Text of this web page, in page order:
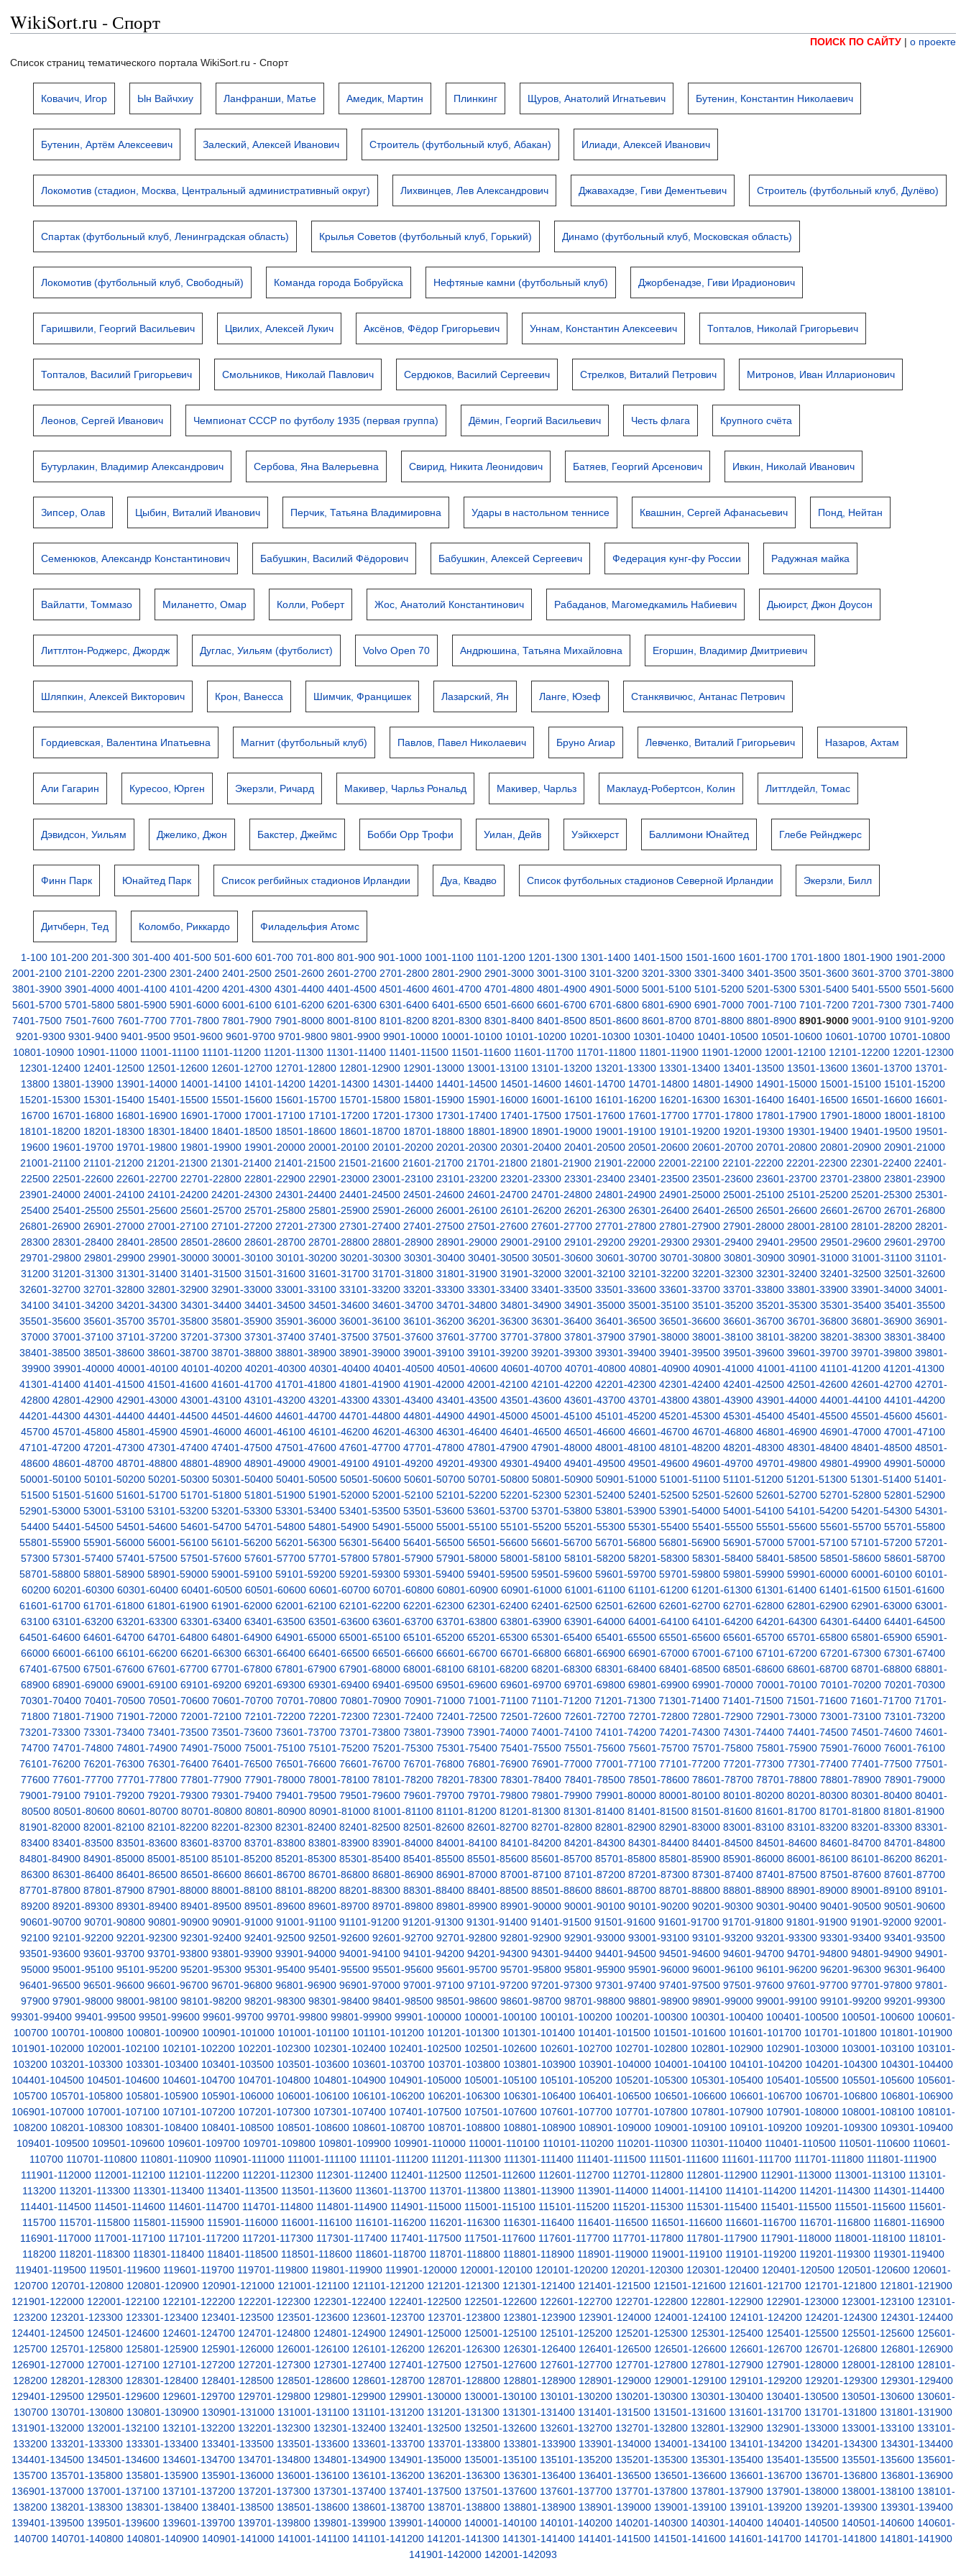
WikiSort.ru - Спорт
ПОИСК ПО САЙТУ | о проекте
Список страниц тематического портала WikiSort.ru - Спорт
Ковачич, Игор Ын Вайчхиу Ланфранши, Матье Амедик, Мартин Плинкинг Щуров, Анатолий Игнатьевич Бутенин, Константин Николаевич
Бутенин, Артём Алексеевич Залеский, Алексей Иванович Строитель (футбольный клуб, Абакан) Илиади, Алексей Иванович
Локомотив (стадион, Москва, Центральный административный округ) Лихвинцев, Лев Александрович Джавахадзе, Гиви Дементьевич Строитель (футбольный клуб, Дулёво)
Спартак (футбольный клуб, Ленинградская область) Крылья Советов (футбольный клуб, Горький) Динамо (футбольный клуб, Московская область)
Локомотив (футбольный клуб, Свободный) Команда города Бобруйска Нефтяные камни (футбольный клуб) Джорбенадзе, Гиви Ирадионович
Гаришвили, Георгий Васильевич Цвилих, Алексей Лукич Аксёнов, Фёдор Григорьевич Уннам, Константин Алексеевич Топталов, Николай Григорьевич
Топталов, Василий Григорьевич Смольников, Николай Павлович Сердюков, Василий Сергеевич Стрелков, Виталий Петрович Митронов, Иван Илларионович
Леонов, Сергей Иванович Чемпионат СССР по футболу 1935 (первая группа) Дёмин, Георгий Васильевич Честь флага Крупного счёта
Бутурлакин, Владимир Александрович Сербова, Яна Валерьевна Свирид, Никита Леонидович Батяев, Георгий Арсенович Ивкин, Николай Иванович
Зипсер, Олав Цыбин, Виталий Иванович Перчик, Татьяна Владимировна Удары в настольном теннисе Квашнин, Сергей Афанасьевич Понд, Нейтан
Семенюков, Александр Константинович Бабушкин, Василий Фёдорович Бабушкин, Алексей Сергеевич Федерация кунг-фу России Радужная майка
Вайлатти, Томмазо Миланетто, Омар Колли, Роберт Жос, Анатолий Константинович Рабаданов, Магомедкамиль Набиевич Дьюирст, Джон Доусон
Литтлтон-Роджерс, Джордж Дуглас, Уильям (футболист) Volvo Open 70 Андрюшина, Татьяна Михайловна Егоршин, Владимир Дмитриевич
Шляпкин, Алексей Викторович Крон, Ванесса Шимчик, Францишек Лазарский, Ян Ланге, Юзеф Станкявичюс, Антанас Петрович
Гордиевская, Валентина Ипатьевна Магнит (футбольный клуб) Павлов, Павел Николаевич Бруно Агиар Левченко, Виталий Григорьевич Назаров, Ахтам
Али Гагарин Куресоо, Юрген Экерзли, Ричард Макивер, Чарльз Рональд Макивер, Чарльз Маклауд-Робертсон, Колин Литтлдейл, Томас
Дэвидсон, Уильям Джелико, Джон Бакстер, Джеймс Бобби Орр Трофи Уилан, Дейв Уэйкхерст Баллимони Юнайтед Глебе Рейнджерс
Финн Парк Юнайтед Парк Список регбийных стадионов Ирландии Дуа, Квадво Список футбольных стадионов Северной Ирландии Экерзли, Билл
Дитчберн, Тед Коломбо, Риккардо Филадельфия Атомс
1-100 101-200 201-300 301-400 401-500 501-600 601-700 701-800 801-900 901-1000 1001-1100 1101-1200 1201-1300 1301-1400 1401-1500 1501-1600 1601-1700 1701-1800 1801-1900 1901-2000
2001-2100 2101-2200 2201-2300 2301-2400 2401-2500 2501-2600 2601-2700 2701-2800 2801-2900 2901-3000 3001-3100 3101-3200 3201-3300 3301-3400 3401-3500 3501-3600 3601-3700 3701-3800
3801-3900 3901-4000 4001-4100 4101-4200 4201-4300 4301-4400 4401-4500 4501-4600 4601-4700 4701-4800 4801-4900 4901-5000 5001-5100 5101-5200 5201-5300 5301-5400 5401-5500 5501-5600
5601-5700 5701-5800 5801-5900 5901-6000 6001-6100 6101-6200 6201-6300 6301-6400 6401-6500 6501-6600 6601-6700 6701-6800 6801-6900 6901-7000 7001-7100 7101-7200 7201-7300 7301-7400
7401-7500 7501-7600 7601-7700 7701-7800 7801-7900 7901-8000 8001-8100 8101-8200 8201-8300 8301-8400 8401-8500 8501-8600 8601-8700 8701-8800 8801-8900 8901-9000 9001-9100 9101-9200
9201-9300 9301-9400 9401-9500 9501-9600 9601-9700 9701-9800 9801-9900 9901-10000 10001-10100 10101-10200 10201-10300 10301-10400 10401-10500 10501-10600 10601-10700 10701-10800
10801-10900 10901-11000 11001-11100 11101-11200 11201-11300 11301-11400 11401-11500 11501-11600 11601-11700 11701-11800 11801-11900 11901-12000 12001-12100 12101-12200 12201-12300
12301-12400 12401-12500 12501-12600 12601-12700 12701-12800 12801-12900 12901-13000 13001-13100 13101-13200 13201-13300 13301-13400 13401-13500 13501-13600 13601-13700 13701-
13800 13801-13900 13901-14000 14001-14100 14101-14200 14201-14300 14301-14400 14401-14500 14501-14600 14601-14700 14701-14800 14801-14900 14901-15000 15001-15100 15101-15200
15201-15300 15301-15400 15401-15500 15501-15600 15601-15700 15701-15800 15801-15900 15901-16000 16001-16100 16101-16200 16201-16300 16301-16400 16401-16500 16501-16600 16601-
16700 16701-16800 16801-16900 16901-17000 17001-17100 17101-17200 17201-17300 17301-17400 17401-17500 17501-17600 17601-17700 17701-17800 17801-17900 17901-18000 18001-18100
18101-18200 18201-18300 18301-18400 18401-18500 18501-18600 18601-18700 18701-18800 18801-18900 18901-19000 19001-19100 19101-19200 19201-19300 19301-19400 19401-19500 19501-
19600 19601-19700 19701-19800 19801-19900 19901-20000 20001-20100 20101-20200 20201-20300 20301-20400 20401-20500 20501-20600 20601-20700 20701-20800 20801-20900 20901-21000
21001-21100 21101-21200 21201-21300 21301-21400 21401-21500 21501-21600 21601-21700 21701-21800 21801-21900 21901-22000 22001-22100 22101-22200 22201-22300 22301-22400 22401-
22500 22501-22600 22601-22700 22701-22800 22801-22900 22901-23000 23001-23100 23101-23200 23201-23300 23301-23400 23401-23500 23501-23600 23601-23700 23701-23800 23801-23900
23901-24000 24001-24100 24101-24200 24201-24300 24301-24400 24401-24500 24501-24600 24601-24700 24701-24800 24801-24900 24901-25000 25001-25100 25101-25200 25201-25300 25301-
25400 25401-25500 25501-25600 25601-25700 25701-25800 25801-25900 25901-26000 26001-26100 26101-26200 26201-26300 26301-26400 26401-26500 26501-26600 26601-26700 26701-26800
26801-26900 26901-27000 27001-27100 27101-27200 27201-27300 27301-27400 27401-27500 27501-27600 27601-27700 27701-27800 27801-27900 27901-28000 28001-28100 28101-28200 28201-
28300 28301-28400 28401-28500 28501-28600 28601-28700 28701-28800 28801-28900 28901-29000 29001-29100 29101-29200 29201-29300 29301-29400 29401-29500 29501-29600 29601-29700
29701-29800 29801-29900 29901-30000 30001-30100 30101-30200 30201-30300 30301-30400 30401-30500 30501-30600 30601-30700 30701-30800 30801-30900 30901-31000 31001-31100 31101-
31200 31201-31300 31301-31400 31401-31500 31501-31600 31601-31700 31701-31800 31801-31900 31901-32000 32001-32100 32101-32200 32201-32300 32301-32400 32401-32500 32501-32600
32601-32700 32701-32800 32801-32900 32901-33000 33001-33100 33101-33200 33201-33300 33301-33400 33401-33500 33501-33600 33601-33700 33701-33800 33801-33900 33901-34000 34001-
34100 34101-34200 34201-34300 34301-34400 34401-34500 34501-34600 34601-34700 34701-34800 34801-34900 34901-35000 35001-35100 35101-35200 35201-35300 35301-35400 35401-35500
35501-35600 35601-35700 35701-35800 35801-35900 35901-36000 36001-36100 36101-36200 36201-36300 36301-36400 36401-36500 36501-36600 36601-36700 36701-36800 36801-36900 36901-
37000 37001-37100 37101-37200 37201-37300 37301-37400 37401-37500 37501-37600 37601-37700 37701-37800 37801-37900 37901-38000 38001-38100 38101-38200 38201-38300 38301-38400
38401-38500 38501-38600 38601-38700 38701-38800 38801-38900 38901-39000 39001-39100 39101-39200 39201-39300 39301-39400 39401-39500 39501-39600 39601-39700 39701-39800 39801-
39900 39901-40000 40001-40100 40101-40200 40201-40300 40301-40400 40401-40500 40501-40600 40601-40700 40701-40800 40801-40900 40901-41000 41001-41100 41101-41200 41201-41300
41301-41400 41401-41500 41501-41600 41601-41700 41701-41800 41801-41900 41901-42000 42001-42100 42101-42200 42201-42300 42301-42400 42401-42500 42501-42600 42601-42700 42701-
42800 42801-42900 42901-43000 43001-43100 43101-43200 43201-43300 43301-43400 43401-43500 43501-43600 43601-43700 43701-43800 43801-43900 43901-44000 44001-44100 44101-44200
44201-44300 44301-44400 44401-44500 44501-44600 44601-44700 44701-44800 44801-44900 44901-45000 45001-45100 45101-45200 45201-45300 45301-45400 45401-45500 45501-45600 45601-
45700 45701-45800 45801-45900 45901-46000 46001-46100 46101-46200 46201-46300 46301-46400 46401-46500 46501-46600 46601-46700 46701-46800 46801-46900 46901-47000 47001-47100
47101-47200 47201-47300 47301-47400 47401-47500 47501-47600 47601-47700 47701-47800 47801-47900 47901-48000 48001-48100 48101-48200 48201-48300 48301-48400 48401-48500 48501-
48600 48601-48700 48701-48800 48801-48900 48901-49000 49001-49100 49101-49200 49201-49300 49301-49400 49401-49500 49501-49600 49601-49700 49701-49800 49801-49900 49901-50000
50001-50100 50101-50200 50201-50300 50301-50400 50401-50500 50501-50600 50601-50700 50701-50800 50801-50900 50901-51000 51001-51100 51101-51200 51201-51300 51301-51400 51401-
51500 51501-51600 51601-51700 51701-51800 51801-51900 51901-52000 52001-52100 52101-52200 52201-52300 52301-52400 52401-52500 52501-52600 52601-52700 52701-52800 52801-52900
52901-53000 53001-53100 53101-53200 53201-53300 53301-53400 53401-53500 53501-53600 53601-53700 53701-53800 53801-53900 53901-54000 54001-54100 54101-54200 54201-54300 54301-
54400 54401-54500 54501-54600 54601-54700 54701-54800 54801-54900 54901-55000 55001-55100 55101-55200 55201-55300 55301-55400 55401-55500 55501-55600 55601-55700 55701-55800
55801-55900 55901-56000 56001-56100 56101-56200 56201-56300 56301-56400 56401-56500 56501-56600 56601-56700 56701-56800 56801-56900 56901-57000 57001-57100 57101-57200 57201-
57300 57301-57400 57401-57500 57501-57600 57601-57700 57701-57800 57801-57900 57901-58000 58001-58100 58101-58200 58201-58300 58301-58400 58401-58500 58501-58600 58601-58700
58701-58800 58801-58900 58901-59000 59001-59100 59101-59200 59201-59300 59301-59400 59401-59500 59501-59600 59601-59700 59701-59800 59801-59900 59901-60000 60001-60100 60101-
60200 60201-60300 60301-60400 60401-60500 60501-60600 60601-60700 60701-60800 60801-60900 60901-61000 61001-61100 61101-61200 61201-61300 61301-61400 61401-61500 61501-61600
61601-61700 61701-61800 61801-61900 61901-62000 62001-62100 62101-62200 62201-62300 62301-62400 62401-62500 62501-62600 62601-62700 62701-62800 62801-62900 62901-63000 63001-
63100 63101-63200 63201-63300 63301-63400 63401-63500 63501-63600 63601-63700 63701-63800 63801-63900 63901-64000 64001-64100 64101-64200 64201-64300 64301-64400 64401-64500
64501-64600 64601-64700 64701-64800 64801-64900 64901-65000 65001-65100 65101-65200 65201-65300 65301-65400 65401-65500 65501-65600 65601-65700 65701-65800 65801-65900 65901-
66000 66001-66100 66101-66200 66201-66300 66301-66400 66401-66500 66501-66600 66601-66700 66701-66800 66801-66900 66901-67000 67001-67100 67101-67200 67201-67300 67301-67400
67401-67500 67501-67600 67601-67700 67701-67800 67801-67900 67901-68000 68001-68100 68101-68200 68201-68300 68301-68400 68401-68500 68501-68600 68601-68700 68701-68800 68801-
68900 68901-69000 69001-69100 69101-69200 69201-69300 69301-69400 69401-69500 69501-69600 69601-69700 69701-69800 69801-69900 69901-70000 70001-70100 70101-70200 70201-70300
70301-70400 70401-70500 70501-70600 70601-70700 70701-70800 70801-70900 70901-71000 71001-71100 71101-71200 71201-71300 71301-71400 71401-71500 71501-71600 71601-71700 71701-
71800 71801-71900 71901-72000 72001-72100 72101-72200 72201-72300 72301-72400 72401-72500 72501-72600 72601-72700 72701-72800 72801-72900 72901-73000 73001-73100 73101-73200
73201-73300 73301-73400 73401-73500 73501-73600 73601-73700 73701-73800 73801-73900 73901-74000 74001-74100 74101-74200 74201-74300 74301-74400 74401-74500 74501-74600 74601-
74700 74701-74800 74801-74900 74901-75000 75001-75100 75101-75200 75201-75300 75301-75400 75401-75500 75501-75600 75601-75700 75701-75800 75801-75900 75901-76000 76001-76100
76101-76200 76201-76300 76301-76400 76401-76500 76501-76600 76601-76700 76701-76800 76801-76900 76901-77000 77001-77100 77101-77200 77201-77300 77301-77400 77401-77500 77501-
77600 77601-77700 77701-77800 77801-77900 77901-78000 78001-78100 78101-78200 78201-78300 78301-78400 78401-78500 78501-78600 78601-78700 78701-78800 78801-78900 78901-79000
79001-79100 79101-79200 79201-79300 79301-79400 79401-79500 79501-79600 79601-79700 79701-79800 79801-79900 79901-80000 80001-80100 80101-80200 80201-80300 80301-80400 80401-
80500 80501-80600 80601-80700 80701-80800 80801-80900 80901-81000 81001-81100 81101-81200 81201-81300 81301-81400 81401-81500 81501-81600 81601-81700 81701-81800 81801-81900
81901-82000 82001-82100 82101-82200 82201-82300 82301-82400 82401-82500 82501-82600 82601-82700 82701-82800 82801-82900 82901-83000 83001-83100 83101-83200 83201-83300 83301-
83400 83401-83500 83501-83600 83601-83700 83701-83800 83801-83900 83901-84000 84001-84100 84101-84200 84201-84300 84301-84400 84401-84500 84501-84600 84601-84700 84701-84800
84801-84900 84901-85000 85001-85100 85101-85200 85201-85300 85301-85400 85401-85500 85501-85600 85601-85700 85701-85800 85801-85900 85901-86000 86001-86100 86101-86200 86201-
86300 86301-86400 86401-86500 86501-86600 86601-86700 86701-86800 86801-86900 86901-87000 87001-87100 87101-87200 87201-87300 87301-87400 87401-87500 87501-87600 87601-87700
87701-87800 87801-87900 87901-88000 88001-88100 88101-88200 88201-88300 88301-88400 88401-88500 88501-88600 88601-88700 88701-88800 88801-88900 88901-89000 89001-89100 89101-
89200 89201-89300 89301-89400 89401-89500 89501-89600 89601-89700 89701-89800 89801-89900 89901-90000 90001-90100 90101-90200 90201-90300 90301-90400 90401-90500 90501-90600
90601-90700 90701-90800 90801-90900 90901-91000 91001-91100 91101-91200 91201-91300 91301-91400 91401-91500 91501-91600 91601-91700 91701-91800 91801-91900 91901-92000 92001-
92100 92101-92200 92201-92300 92301-92400 92401-92500 92501-92600 92601-92700 92701-92800 92801-92900 92901-93000 93001-93100 93101-93200 93201-93300 93301-93400 93401-93500
93501-93600 93601-93700 93701-93800 93801-93900 93901-94000 94001-94100 94101-94200 94201-94300 94301-94400 94401-94500 94501-94600 94601-94700 94701-94800 94801-94900 94901-
95000 95001-95100 95101-95200 95201-95300 95301-95400 95401-95500 95501-95600 95601-95700 95701-95800 95801-95900 95901-96000 96001-96100 96101-96200 96201-96300 96301-96400
96401-96500 96501-96600 96601-96700 96701-96800 96801-96900 96901-97000 97001-97100 97101-97200 97201-97300 97301-97400 97401-97500 97501-97600 97601-97700 97701-97800 97801-
97900 97901-98000 98001-98100 98101-98200 98201-98300 98301-98400 98401-98500 98501-98600 98601-98700 98701-98800 98801-98900 98901-99000 99001-99100 99101-99200 99201-99300
99301-99400 99401-99500 99501-99600 99601-99700 99701-99800 99801-99900 99901-100000 100001-100100 100101-100200 100201-100300 100301-100400 100401-100500 100501-100600 100601-
100700 100701-100800 100801-100900 100901-101000 101001-101100 101101-101200 101201-101300 101301-101400 101401-101500 101501-101600 101601-101700 101701-101800 101801-101900
101901-102000 102001-102100 102101-102200 102201-102300 102301-102400 102401-102500 102501-102600 102601-102700 102701-102800 102801-102900 102901-103000 103001-103100 103101-
103200 103201-103300 103301-103400 103401-103500 103501-103600 103601-103700 103701-103800 103801-103900 103901-104000 104001-104100 104101-104200 104201-104300 104301-104400
104401-104500 104501-104600 104601-104700 104701-104800 104801-104900 104901-105000 105001-105100 105101-105200 105201-105300 105301-105400 105401-105500 105501-105600 105601-
105700 105701-105800 105801-105900 105901-106000 106001-106100 106101-106200 106201-106300 106301-106400 106401-106500 106501-106600 106601-106700 106701-106800 106801-106900
106901-107000 107001-107100 107101-107200 107201-107300 107301-107400 107401-107500 107501-107600 107601-107700 107701-107800 107801-107900 107901-108000 108001-108100 108101-
108200 108201-108300 108301-108400 108401-108500 108501-108600 108601-108700 108701-108800 108801-108900 108901-109000 109001-109100 109101-109200 109201-109300 109301-109400
109401-109500 109501-109600 109601-109700 109701-109800 109801-109900 109901-110000 110001-110100 110101-110200 110201-110300 110301-110400 110401-110500 110501-110600 110601-
110700 110701-110800 110801-110900 110901-111000 111001-111100 111101-111200 111201-111300 111301-111400 111401-111500 111501-111600 111601-111700 111701-111800 111801-111900
111901-112000 112001-112100 112101-112200 112201-112300 112301-112400 112401-112500 112501-112600 112601-112700 112701-112800 112801-112900 112901-113000 113001-113100 113101-
113200 113201-113300 113301-113400 113401-113500 113501-113600 113601-113700 113701-113800 113801-113900 113901-114000 114001-114100 114101-114200 114201-114300 114301-114400
114401-114500 114501-114600 114601-114700 114701-114800 114801-114900 114901-115000 115001-115100 115101-115200 115201-115300 115301-115400 115401-115500 115501-115600 115601-
115700 115701-115800 115801-115900 115901-116000 116001-116100 116101-116200 116201-116300 116301-116400 116401-116500 116501-116600 116601-116700 116701-116800 116801-116900
116901-117000 117001-117100 117101-117200 117201-117300 117301-117400 117401-117500 117501-117600 117601-117700 117701-117800 117801-117900 117901-118000 118001-118100 118101-
118200 118201-118300 118301-118400 118401-118500 118501-118600 118601-118700 118701-118800 118801-118900 118901-119000 119001-119100 119101-119200 119201-119300 119301-119400
119401-119500 119501-119600 119601-119700 119701-119800 119801-119900 119901-120000 120001-120100 120101-120200 120201-120300 120301-120400 120401-120500 120501-120600 120601-
120700 120701-120800 120801-120900 120901-121000 121001-121100 121101-121200 121201-121300 121301-121400 121401-121500 121501-121600 121601-121700 121701-121800 121801-121900
121901-122000 122001-122100 122101-122200 122201-122300 122301-122400 122401-122500 122501-122600 122601-122700 122701-122800 122801-122900 122901-123000 123001-123100 123101-
123200 123201-123300 123301-123400 123401-123500 123501-123600 123601-123700 123701-123800 123801-123900 123901-124000 124001-124100 124101-124200 124201-124300 124301-124400
124401-124500 124501-124600 124601-124700 124701-124800 124801-124900 124901-125000 125001-125100 125101-125200 125201-125300 125301-125400 125401-125500 125501-125600 125601-
125700 125701-125800 125801-125900 125901-126000 126001-126100 126101-126200 126201-126300 126301-126400 126401-126500 126501-126600 126601-126700 126701-126800 126801-126900
126901-127000 127001-127100 127101-127200 127201-127300 127301-127400 127401-127500 127501-127600 127601-127700 127701-127800 127801-127900 127901-128000 128001-128100 128101-
128200 128201-128300 128301-128400 128401-128500 128501-128600 128601-128700 128701-128800 128801-128900 128901-129000 129001-129100 129101-129200 129201-129300 129301-129400
129401-129500 129501-129600 129601-129700 129701-129800 129801-129900 129901-130000 130001-130100 130101-130200 130201-130300 130301-130400 130401-130500 130501-130600 130601-
130700 130701-130800 130801-130900 130901-131000 131001-131100 131101-131200 131201-131300 131301-131400 131401-131500 131501-131600 131601-131700 131701-131800 131801-131900
131901-132000 132001-132100 132101-132200 132201-132300 132301-132400 132401-132500 132501-132600 132601-132700 132701-132800 132801-132900 132901-133000 133001-133100 133101-
133200 133201-133300 133301-133400 133401-133500 133501-133600 133601-133700 133701-133800 133801-133900 133901-134000 134001-134100 134101-134200 134201-134300 134301-134400
134401-134500 134501-134600 134601-134700 134701-134800 134801-134900 134901-135000 135001-135100 135101-135200 135201-135300 135301-135400 135401-135500 135501-135600 135601-
135700 135701-135800 135801-135900 135901-136000 136001-136100 136101-136200 136201-136300 136301-136400 136401-136500 136501-136600 136601-136700 136701-136800 136801-136900
136901-137000 137001-137100 137101-137200 137201-137300 137301-137400 137401-137500 137501-137600 137601-137700 137701-137800 137801-137900 137901-138000 138001-138100 138101-
138200 138201-138300 138301-138400 138401-138500 138501-138600 138601-138700 138701-138800 138801-138900 138901-139000 139001-139100 139101-139200 139201-139300 139301-139400
139401-139500 139501-139600 139601-139700 139701-139800 139801-139900 139901-140000 140001-140100 140101-140200 140201-140300 140301-140400 140401-140500 140501-140600 140601-
140700 140701-140800 140801-140900 140901-141000 141001-141100 141101-141200 141201-141300 141301-141400 141401-141500 141501-141600 141601-141700 141701-141800 141801-141900
141901-142000 142001-142093